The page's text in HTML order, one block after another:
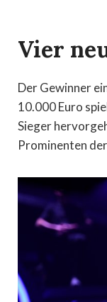
Vier
Der Gewinner
10.000 Euro
Sieger
Prominenten